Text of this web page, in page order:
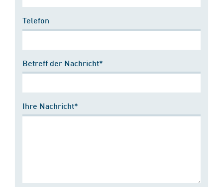
Telefon
Betreff der Nachricht*
Ihre Nachricht*